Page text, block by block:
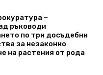
–
ръководи
по три досъдебни
за незаконно
на растения от рода